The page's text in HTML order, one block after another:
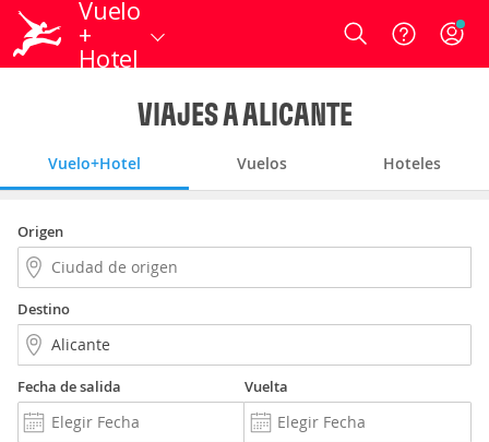
Vuelo
+
Hotel
Login
VIAJES A ALICANTE
Vuelo+Hotel Vuelos Hoteles
Origen
Destino
Fecha de salida Vuelta